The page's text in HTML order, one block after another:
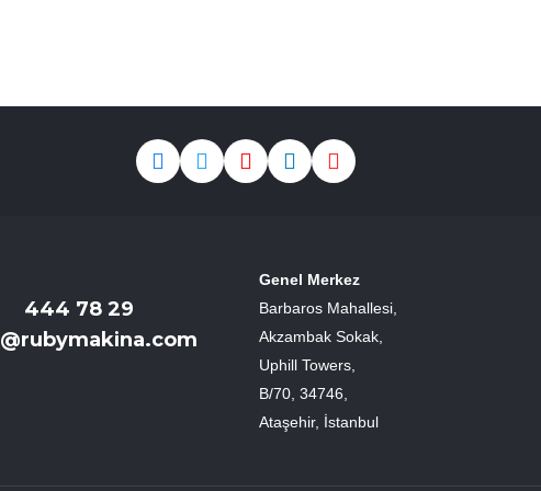
444 78 29
Genel Merkez
Barbaros Mahallesi,
Akzambak Sokak,
Uphill Towers,
B/70, 34746,
Ataşehir, İstanbul